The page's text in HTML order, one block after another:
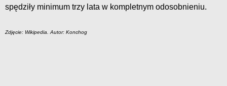
spędziły minimum trzy lata w kompletnym odosobnieniu.
Zdjęcie: Wikipedia. Autor: Konchog